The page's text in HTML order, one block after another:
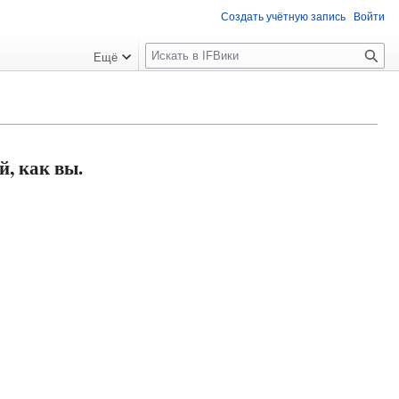
как вы.
Создать учётную запись Войти
Ещё
П
о
к